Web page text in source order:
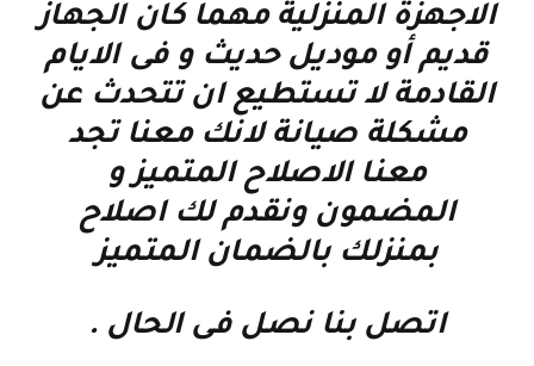
الاجهزة المنزلية مهما كان الجهاز
قديم أو موديل حديث و فى الايام
القادمة لا تستطيع ان تتحدث عن
مشكلة صيانة لانك معنا تجد
معنا الاصلاح المتميز و
المضمون ونقدم لك اصلاح
بمنزلك بالضمان المتميز
اتصل بنا نصل فى الحال .